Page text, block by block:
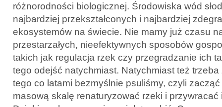
różnorodności biologicznej. Środowiska wód
najbardziej przekształconych i najbardziej
ekosystemów na świecie. Nie mamy już czasu
przestarzałych, nieefektywnych sposobów
takich jak regulacja rzek czy przegradzanie ich
tego odejść natychmiast. Natychmiast też
tego co latami bezmyślnie psuliśmy, czyli
masową skalę renaturyzować rzeki i przywracać